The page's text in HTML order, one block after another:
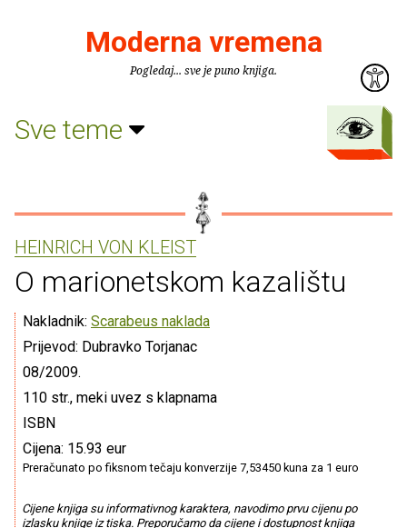
Moderna vremena
Pogledaj... sve je puno knjiga.
Sve teme
HEINRICH VON KLEIST
O marionetskom kazalištu
Nakladnik: Scarabeus naklada
Prijevod: Dubravko Torjanac
08/2009.
110 str., meki uvez s klapnama
ISBN
Cijena: 15.93 eur
Preračunato po fiksnom tečaju konverzije 7,53450 kuna za 1 euro
Cijene knjiga su informativnog karaktera, navodimo prvu cijenu po
izlasku knjige iz tiska. Preporučamo da cijene i dostupnost knjiga